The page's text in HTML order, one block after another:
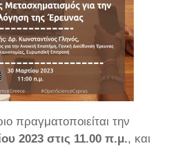
πραγματοποιείται την
2023 στις 11.00 π.μ., και